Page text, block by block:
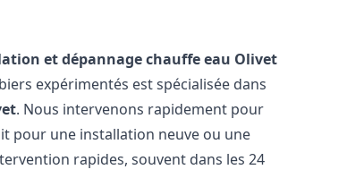
et dépannage chauffe eau Olivet
expérimentés est spécialisée dans
. Nous intervenons rapidement pour
pour une installation neuve ou une
rapides, souvent dans les 24